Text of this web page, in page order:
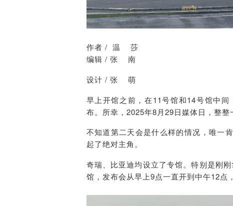
作者 / 温 莎
编辑 / 张 南
设计 / 张 萌
早上开馆之前，在11号馆和14号馆中
布。所幸，2025年8月29日媒体日，整整
不知道第二天会是什么样的情况，唯一
起了绝对主角。
奇瑞、比亚迪均设立了专馆。特别是刚
馆，发布会从早上9点一直开到中午12点